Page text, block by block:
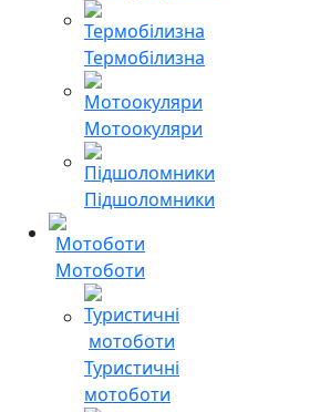
Термобілизна
Мотоокуляри
Підшоломники
Мотоботи
Туристичні
мотоботи